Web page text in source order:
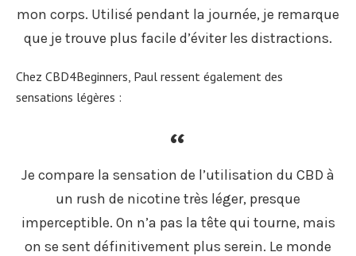
mon corps. Utilisé pendant la journée, je remarque
que je trouve plus facile d’éviter les distractions.
Chez CBD4Beginners, Paul ressent également des
sensations légères :
Je compare la sensation de l’utilisation du CBD à
un rush de nicotine très léger, presque
imperceptible. On n’a pas la tête qui tourne, mais
on se sent définitivement plus serein. Le monde